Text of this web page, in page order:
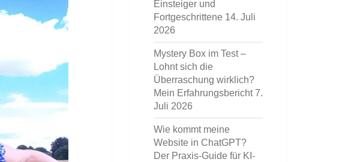
Einsteiger und
Fortgeschrittene 14. Juli
2026
Mystery Box im Test –
Lohnt sich die
Überraschung wirklich?
Mein Erfahrungsbericht 7.
Juli 2026
Wie kommt meine
Website in ChatGPT?
Der Praxis-Guide für KI-